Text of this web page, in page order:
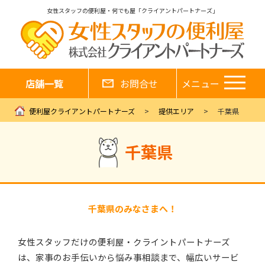
女性スタッフの便利屋・何でも屋「クライアントパートナーズ」
店舗一覧 お問合せ メニュー
便利屋クライアントパートナーズ 提供エリア 千葉県
千葉県
千葉県のみなさまへ！
女性スタッフだけの便利屋・クライントパートナーズ
は、家事のお手伝いから悩み事相談まで、幅広いサービ